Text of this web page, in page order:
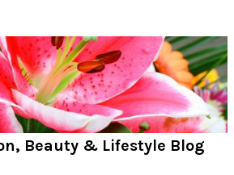
Beauty & Lifestyle Blog